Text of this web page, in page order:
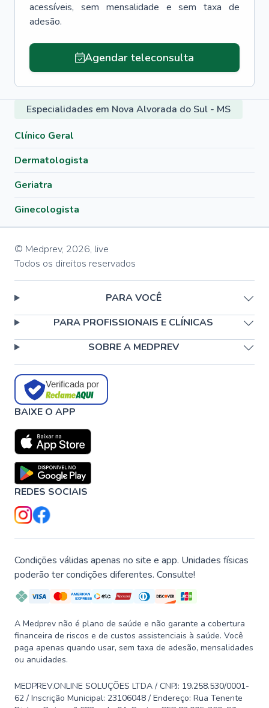
acessíveis, sem mensalidade e sem taxa de
adesão.
Agendar teleconsulta
Especialidades em Nova Alvorada do Sul - MS
Clínico Geral
Dermatologista
Geriatra
Ginecologista
© Medprev, 2026, live
Todos os direitos reservados
PARA VOCÊ
PARA PROFISSIONAIS E CLÍNICAS
SOBRE A MEDPREV
Verificada por
BAIXE O APP
REDES SOCIAIS
Condições válidas apenas no site e app. Unidades físicas
poderão ter condições diferentes. Consulte!
A Medprev não é plano de saúde e não garante a cobertura
financeira de riscos e de custos assistenciais à saúde. Você
paga apenas quando usar, sem taxa de adesão, mensalidades
ou anuidades.
MEDPREV.ONLINE SOLUÇÕES LTDA / CNPJ: 19.258.530/0001-
62 / Inscrição Municipal: 23106048 / Endereço: Rua Tenente